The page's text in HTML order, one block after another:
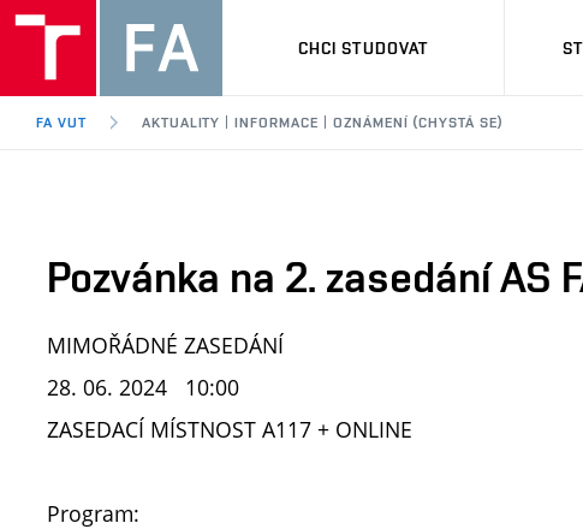
CHCI STUDOVAT
FA VUT AKTUALITY | INFORMACE | OZNÁMENÍ (CHYSTÁ SE)
Pozvánka na 2. zasedání AS
MIMOŘÁDNÉ ZASEDÁNÍ
28. 06. 2024 10:00
ZASEDACÍ MÍSTNOST A117 + ONLINE
Program: